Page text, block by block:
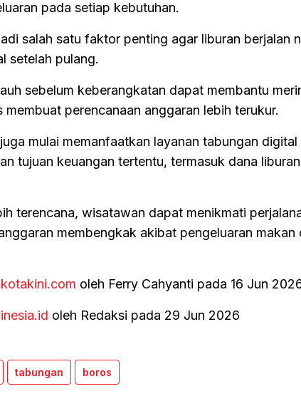
pada setiap kebutuhan.
salah satu faktor penting agar liburan berjalan
setelah pulang.
sebelum keberangkatan dapat membantu
perencanaan anggaran lebih terukur.
mulai memanfaatkan layanan tabungan digital
tujuan keuangan tertentu, termasuk dana
terencana, wisatawan dapat menikmati
membengkak akibat pengeluaran makan
oleh Ferry Cahyanti pada 16 Jun
oleh Redaksi pada 29 Jun 2026
tabungan boros